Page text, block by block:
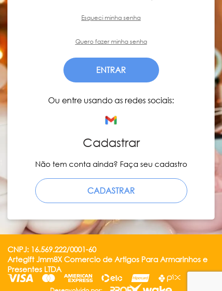
Esqueci minha senha
Quero fazer minha senha
ENTRAR
Ou entre usando as redes sociais:
Cadastrar
Não tem conta ainda? Faça seu cadastro
CADASTRAR
CNPJ: 16.569.222/0001-60
Artegift Jmm8X Comercio de Artigos Para Armarinhos e
Presentes LTDA